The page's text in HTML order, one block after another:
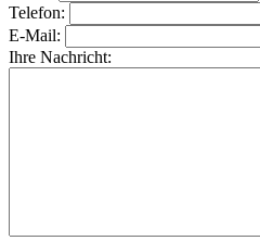
Telefon:
E-Mail:
Ihre Nachricht: